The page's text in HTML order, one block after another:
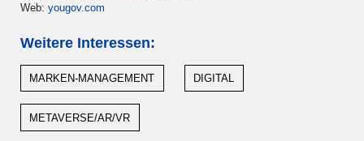
Web: yougov.com
Weitere Interessen:
MARKEN-MANAGEMENT DIGITAL
METAVERSE/AR/VR